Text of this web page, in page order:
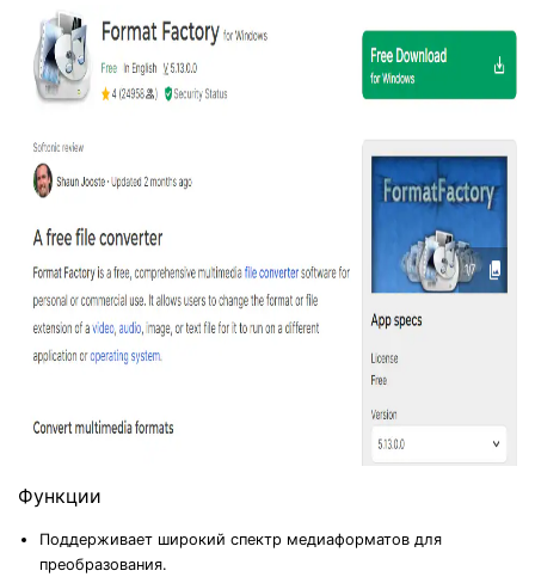
Функции
Поддерживает широкий спектр медиаформатов для
преобразования.